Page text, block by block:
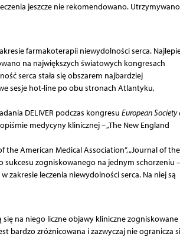
jeszcze nie rekomendowano. Utrzymywano
farmakoterapii niewydolności serca.
na największych światowych kongresach
serca stała się obszarem najbardziej
sesje hot-line po obu stronach Atlantyku,
DELIVER podczas kongresu European Society
medycyny klinicznej – „The New England
the American Medical Association”, „Journal of the
zogniskowanego na jednym schorzeniu –
zakresie leczenia niewydolności serca. Na niej są
się na niego liczne objawy kliniczne zogniskowane
bardzo zróżnicowana i zazwyczaj nie ogranicza